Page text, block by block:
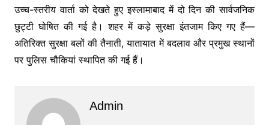
उच्च-स्तरीय वार्ता को देखते हुए इस्लामाबाद में दो दिन की सार्वजनिक
छुट्टी घोषित की गई है। शहर में कड़े सुरक्षा इंतजाम किए गए हैं—
अतिरिक्त सुरक्षा बलों की तैनाती, यातायात में बदलाव और प्रमुख स्थानों
पर पुलिस चौकियां स्थापित की गई हैं।
Admin